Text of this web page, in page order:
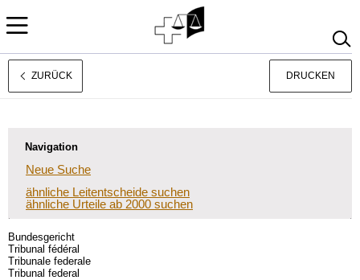
Français
ZURÜCK DRUCKEN
Navigation
Neue Suche
ähnliche Leitentscheide suchen
ähnliche Urteile ab 2000 suchen
Bundesgericht
Tribunal fédéral
Tribunale federale
Tribunal federal